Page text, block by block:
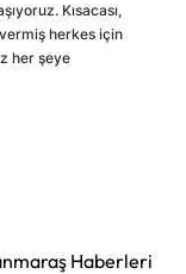
Kısacası,
herkes için
her şeye
Haberleri